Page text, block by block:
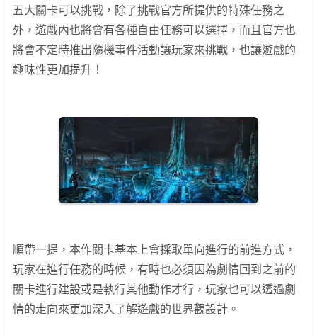
五大關卡可以挑戰，除了挑戰官方所提供的特殊任務之
外，遊戲內也將會有各種自由任務可以選擇，而且官方也
將會不定時推出隨機事件活動讓玩家來挑戰，也讓遊戲的
趣味性更加提升！
順帶一提，本作關卡基本上會採取單向進行的前進方式，
玩家在進行任務的時候，有時也必須因為劇情回到之前的
關卡進行建設或是執行其他動作才行，玩家也可以透過劇
情的走向來更加深入了解遊戲的世界觀設計。